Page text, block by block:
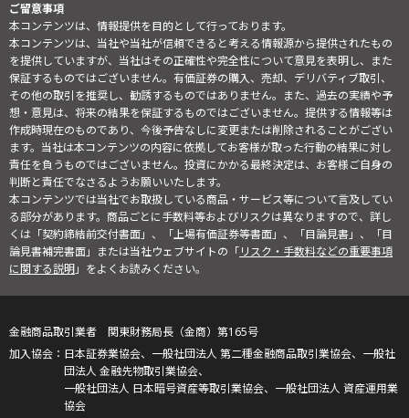
ご留意事項
本コンテンツは、情報提供を目的として行っております。
本コンテンツは、当社や当社が信頼できると考える情報源から提供されたもの
を提供していますが、当社はその正確性や完全性について意見を表明し、また
保証するものではございません。有価証券の購入、売却、デリバティブ取引、
その他の取引を推奨し、勧誘するものではありません。また、過去の実績や予
想・意見は、将来の結果を保証するものではございません。提供する情報等は
作成時現在のものであり、今後予告なしに変更または削除されることがござい
ます。当社は本コンテンツの内容に依拠してお客様が取った行動の結果に対し
責任を負うものではございません。投資にかかる最終決定は、お客様ご自身の
判断と責任でなさるようお願いいたします。
本コンテンツでは当社でお取扱している商品・サービス等について言及してい
る部分があります。商品ごとに手数料等およびリスクは異なりますので、詳し
くは「契約締結前交付書面」、「上場有価証券等書面」、「目論見書」、「目
論見書補完書面」または当社ウェブサイトの「リスク・手数料などの重要事項
に関する説明」をよくお読みください。
金融商品取引業者 関東財務局長（金商）第165号
日本証券業協会、一般社団法人 第二種金融商品取引業協会、一般社
団法人 金融先物取引業協会、
一般社団法人 日本暗号資産等取引業協会、一般社団法人 資産運用業
協会